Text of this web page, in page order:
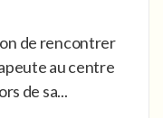
de rencontrer
au centre
de sa...